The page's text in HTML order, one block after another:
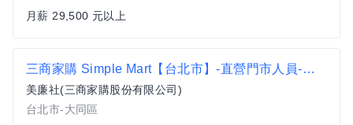
月薪 29,500 元以上
三商家購 Simple Mart【台北市】-直營門市人員-享有季獎金+分紅(依居住地鄰近門市上班)
美廉社(三商家購股份有限公司)
台北市-大同區